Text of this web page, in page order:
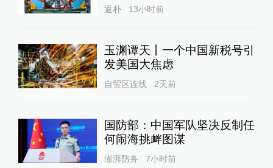
返朴 13小时前
玉渊谭天丨一个中国新税号引
发美国大焦虑
自贸区连线 2天前
国防部：中国军队坚决反制任
何闹海挑衅图谋
澎湃防务 7小时前